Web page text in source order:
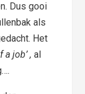
Dus gooi
als
Het
a job’ ,al